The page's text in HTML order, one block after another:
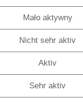
Mało aktywny
Nicht sehr aktiv
Aktiv
Sehr aktiv